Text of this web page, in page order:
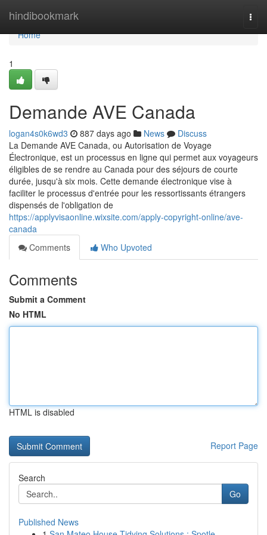
hindibookmark
Home
Home
1
Demande AVE Canada
logan4s0k6wd3 887 days ago News
Discuss
La Demande AVE Canada, ou Autorisation de Voyage
Électronique, est un processus en ligne qui permet aux voyageurs
éligibles de se rendre au Canada pour des séjours de courte
durée, jusqu'à six mois. Cette demande électronique vise à
faciliter le processus d'entrée pour les ressortissants étrangers
dispensés de l'obligation de
https://applyvisaonline.wixsite.com/apply-copyright-online/ave-
canada
Comments
Who Upvoted
Comments
Submit a Comment
No HTML
HTML is disabled
Report Page
Search
Go
Published News